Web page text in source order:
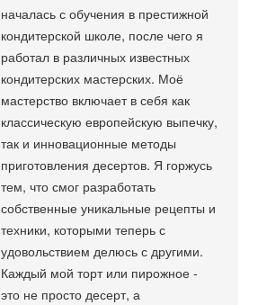
началась с обучения в престижной
кондитерской школе, после чего я
работал в различных известных
кондитерских мастерских. Моё
мастерство включает в себя как
классическую европейскую выпечку,
так и инновационные методы
приготовления десертов. Я горжусь
тем, что смог разработать
собственные уникальные рецепты и
техники, которыми теперь с
удовольствием делюсь с другими.
Каждый мой торт или пирожное -
это не просто десерт, а